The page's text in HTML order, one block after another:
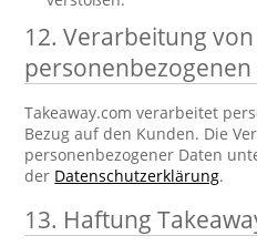
12. Verarbeitung von
personenbezogenen
Takeaway.com verarbeitet
Bezug auf den Kunden. Die
personenbezogener Daten
der Datenschutzerklärung.
13. Haftung